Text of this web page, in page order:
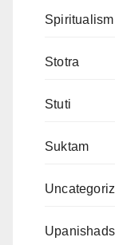
Spiritualism
Stotra
Stuti
Suktam
Upanishads